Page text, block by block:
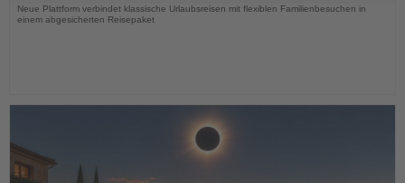
Neue Plattform verbindet klassische Urlaubsreisen mit flexiblen Familienbesuchen in
einem abgesicherten Reisepaket